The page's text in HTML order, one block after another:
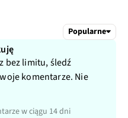
Popularne
bez limitu, śledź
komentarze. Nie
w ciągu 14 dni